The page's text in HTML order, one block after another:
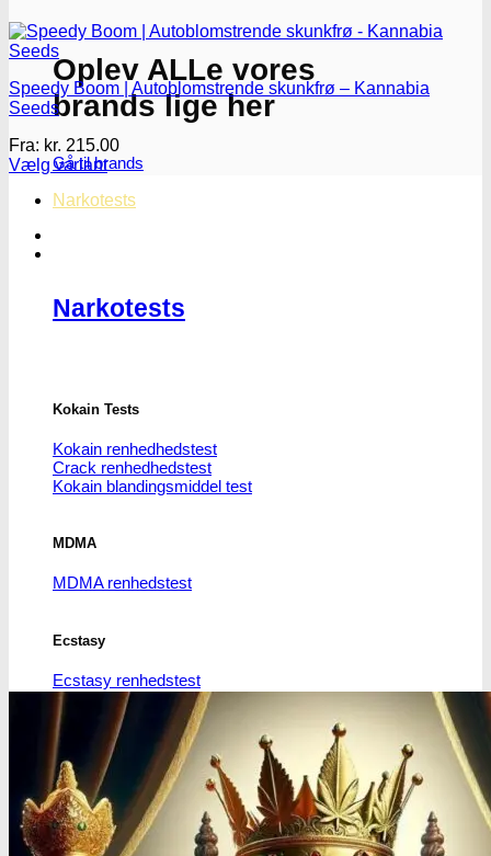
Oplev ALLe vores
brands lige her
Gå til brands
Narkotests
Narkotests
Kokain Tests
Kokain renhedhedstest
Crack renhedhedstest
Kokain blandingsmiddel test
MDMA
MDMA renhedstest
Ecstasy
Ecstasy renhedstest
Heroin
Heroin renhedstest
Badesalte
Speedy Boom | Autoblomstrende skunkfrø – Kannabia
Seeds
Fra: kr. 215.00
Vælg variant
vare
flere
varianter.
vælges